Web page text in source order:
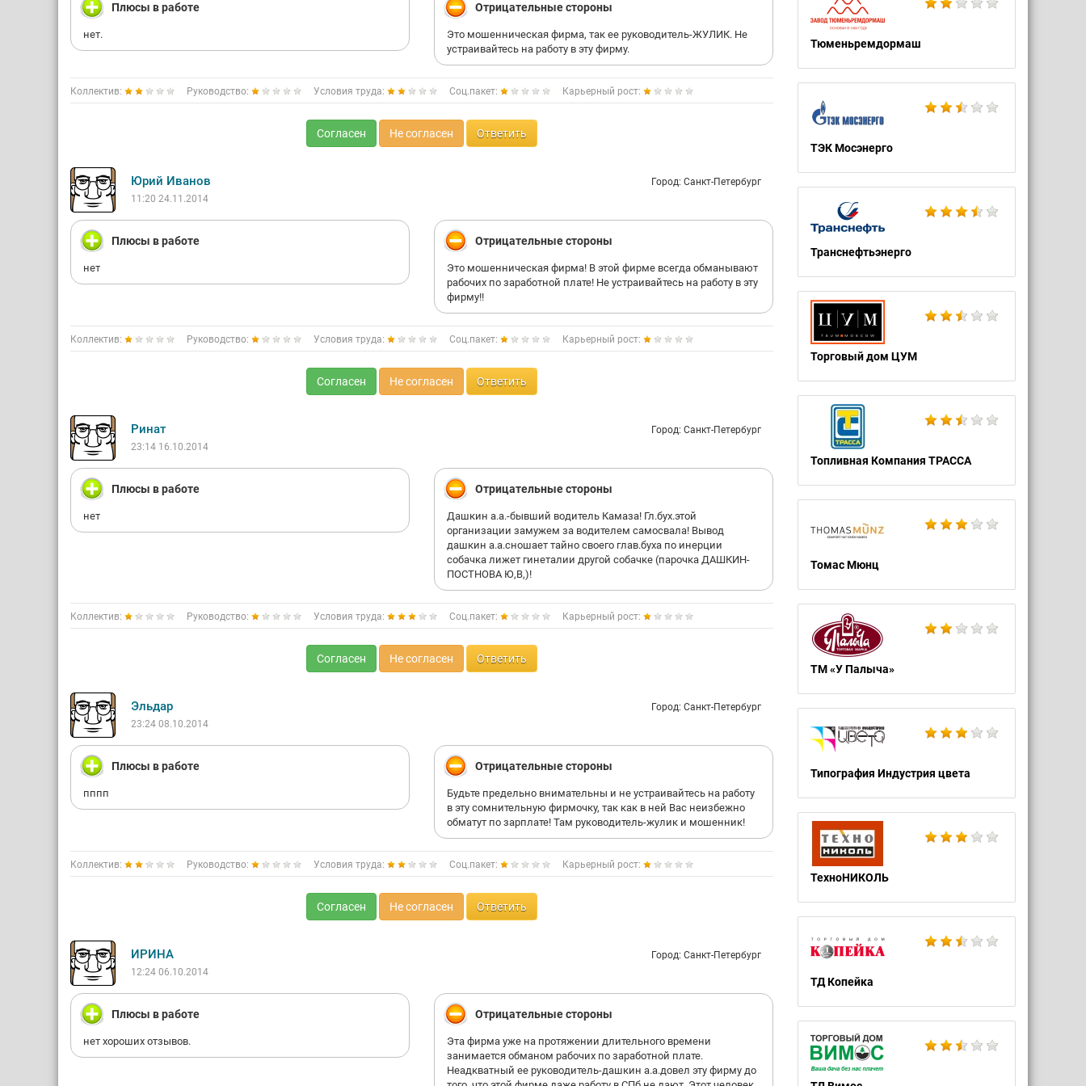
Тюменьремдормаш
ТЭК Мосэнерго
Транснефтьэнерго
Торговый дом ЦУМ
Топливная Компания ТРАССА
Томас Мюнц
ТМ «У Палыча»
Типография Индустрия цвета
ТехноНИКОЛЬ
ТД Копейка
и никогда никого из своих знакомых на подряд к ним не
заводите.
Плюсы в работе
нет.
Отрицательные стороны
Это мошенническая фирма, так ее руководитель-ЖУЛИК. Не
устраивайтесь на работу в эту фирму.
Коллектив: Руководство: Условия труда: Соц.пакет: Карьерный рост:
Согласен Не согласен Ответить
Юрий Иванов
Город: Санкт-Петербург
11:20 24.11.2014
Плюсы в работе
нет
Отрицательные стороны
Это мошенническая фирма! В этой фирме всегда обманывают
рабочих по заработной плате! Не устраивайтесь на работу в эту
фирму!!
Коллектив: Руководство: Условия труда: Соц.пакет: Карьерный рост:
Согласен Не согласен Ответить
Ринат
Город: Санкт-Петербург
23:14 16.10.2014
Плюсы в работе
нет
Отрицательные стороны
Дашкин а.а.-бывший водитель Камаза! Гл.бух.этой
организации замужем за водителем самосвала! Вывод
дашкин а.а.сношает тайно своего глав.буха по инерции
собачка лижет гинеталии другой собачке (парочка ДАШКИН-
ПОСТНОВА Ю,В,)!
Коллектив: Руководство: Условия труда: Соц.пакет: Карьерный рост:
Согласен Не согласен Ответить
Эльдар
Город: Санкт-Петербург
23:24 08.10.2014
Плюсы в работе
пппп
Отрицательные стороны
Будьте предельно внимательны и не устраивайтесь на работу
в эту сомнительную фирмочку, так как в ней Вас неизбежно
обматут по зарплате! Там руководитель-жулик и мошенник!
Коллектив: Руководство: Условия труда: Соц.пакет: Карьерный рост:
Согласен Не согласен Ответить
ИРИНА
Город: Санкт-Петербург
12:24 06.10.2014
Плюсы в работе
нет хороших отзывов.
Отрицательные стороны
Эта фирма уже на протяжении длительного времени
занимается обманом рабочих по заработной плате.
Неадкватный ее руководитель-дашкин а.а.довел эту фирму до